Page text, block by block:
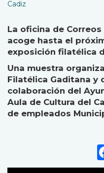
Cadiz
La oficina de
acoge hasta el
exposición filatélica
Una muestra
Filatélica Gaditana y
colaboración del
Aula de Cultura del
de empleados